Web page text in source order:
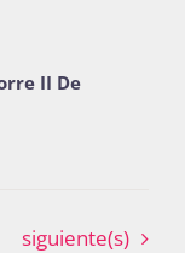
II De
Eventos
siguiente(s)